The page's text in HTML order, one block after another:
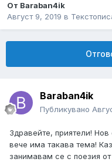
От Baraban4ik
Август 9, 2019 в
Baraban4ik
Публикувано
Здравейте, приятели!
вече има такава тема!
занимавам се с поезия